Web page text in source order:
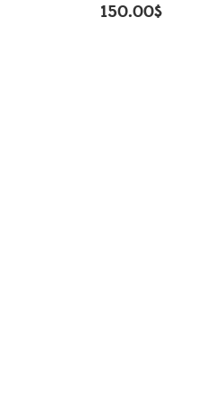
150.00$